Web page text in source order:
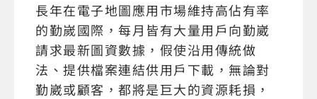
長年在電子地圖應用市場維持高佔有率
的勤嵗國際，每月皆有大量用戶向勤崴
請求最新圖資數據，假使沿用傳統做
法、提供檔案連結供用戶下載，無論對
勤崴或顧客，都將是巨大的資源耗損，